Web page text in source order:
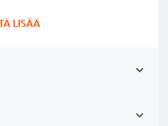
CELLONIC
ja yksityiskohtia
LISÄÄ